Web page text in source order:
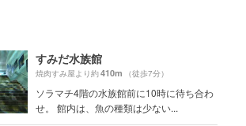
すみだ水族館
焼肉すみ屋より約410m （徒歩7分）
ソラマチ4階の水族館前に10時に待ち合わ
せ。 館内は、魚の種類は少ない...